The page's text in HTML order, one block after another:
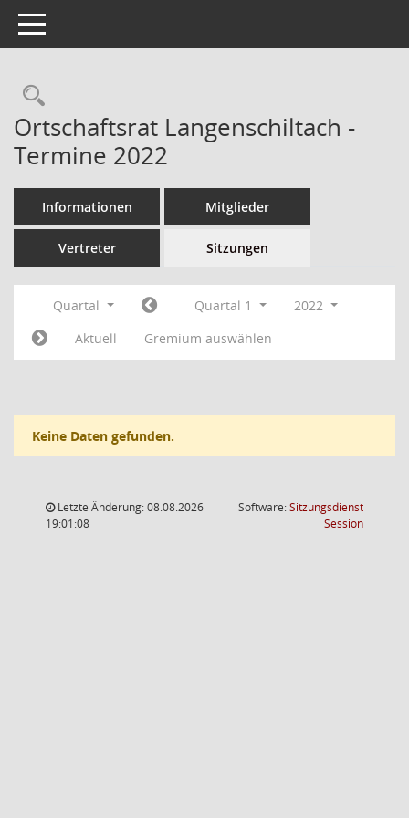
Toggle navigation
Ortschaftsrat Langenschiltach -
Termine 2022
Informationen Mitglieder
Vertreter Sitzungen
Quartal Quartal 1
2022
Aktuell
Gremium auswählen
Keine Daten gefunden.
Letzte Änderung: 08.08.2026
19:01:08
Software:Sitzungsdienst
Session(Wird in